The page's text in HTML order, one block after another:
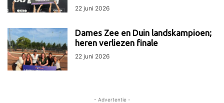
22 juni 2026
Dames Zee en Duin landskampioen;
heren verliezen finale
22 juni 2026
- Advertentie -